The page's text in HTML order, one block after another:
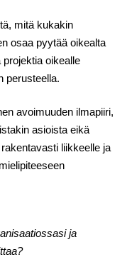
mitä kukakin
osaa pyytää oikealta
projektia oikealle
perusteella.
avoimuuden ilmapiiri,
asioista eikä
liikkeelle ja
ja